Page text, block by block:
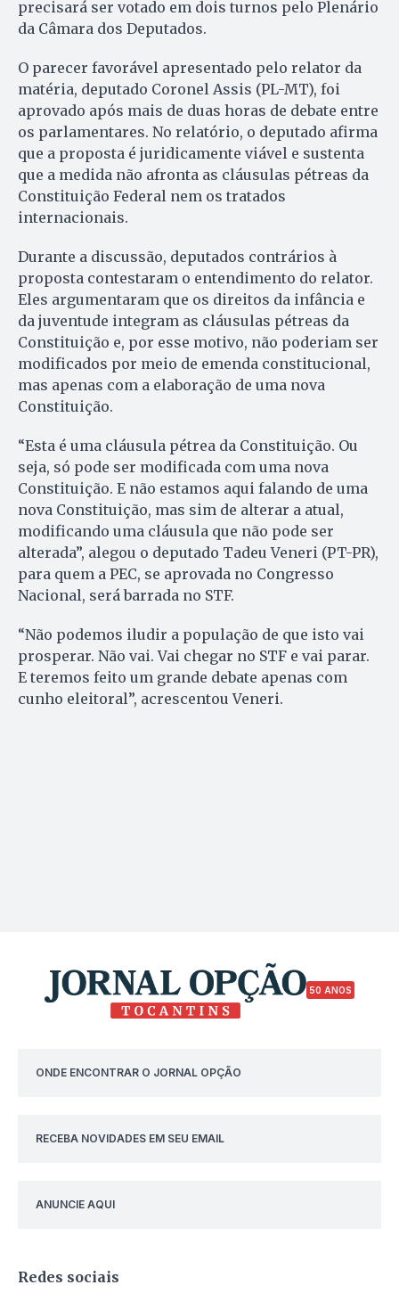
precisará ser votado em dois turnos pelo Plenário
da Câmara dos Deputados.
O parecer favorável apresentado pelo relator da
matéria, deputado Coronel Assis (PL-MT), foi
aprovado após mais de duas horas de debate entre
os parlamentares. No relatório, o deputado afirma
que a proposta é juridicamente viável e sustenta
que a medida não afronta as cláusulas pétreas da
Constituição Federal nem os tratados
internacionais.
Durante a discussão, deputados contrários à
proposta contestaram o entendimento do relator.
Eles argumentaram que os direitos da infância e
da juventude integram as cláusulas pétreas da
Constituição e, por esse motivo, não poderiam ser
modificados por meio de emenda constitucional,
mas apenas com a elaboração de uma nova
Constituição.
“Esta é uma cláusula pétrea da Constituição. Ou
seja, só pode ser modificada com uma nova
Constituição. E não estamos aqui falando de uma
nova Constituição, mas sim de alterar a atual,
modificando uma cláusula que não pode ser
alterada”, alegou o deputado Tadeu Veneri (PT-PR),
para quem a PEC, se aprovada no Congresso
Nacional, será barrada no STF.
“Não podemos iludir a população de que isto vai
prosperar. Não vai. Vai chegar no STF e vai parar.
E teremos feito um grande debate apenas com
cunho eleitoral”, acrescentou Veneri.
50 ANOS
ONDE ENCONTRAR O JORNAL OPÇÃO
RECEBA NOVIDADES EM SEU EMAIL
ANUNCIE AQUI
Redes sociais